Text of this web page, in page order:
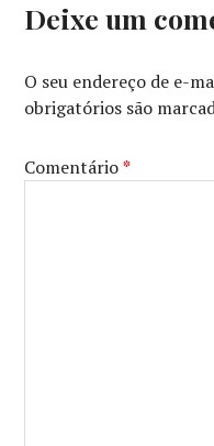
Deixe um
O seu endereço de e-
obrigatórios são
Comentário*